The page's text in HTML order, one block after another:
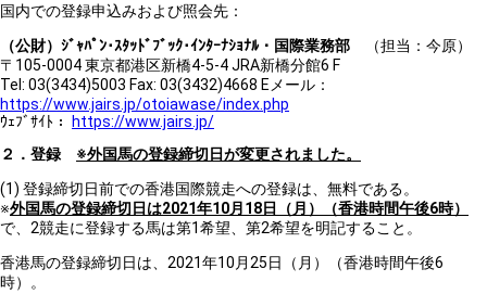
国内での登録申込みおよび照会先：
（公財）ｼﾞｬﾊﾟﾝ･ｽﾀｯﾄﾞﾌﾞｯｸ･ｲﾝﾀｰﾅｼｮﾅﾙ・国際業務部 （担当：今原）
〒105-0004 東京都港区新橋4-5-4 JRA新橋分館6 F
Tel: 03(3434)5003 Fax: 03(3432)4668 Eメール：
https://www.jairs.jp/otoiawase/index.php
ｳｪﾌﾞｻｲﾄ：
https://www.jairs.jp/
２．登録 ※外国馬の登録締切日が変更されました。
(1) 登録締切日前での香港国際競走への登録は、無料である。
※外国馬の登録締切日は2021年10月18日（月）（香港時間午後6時）
で、2競走に登録する馬は第1希望、第2希望を明記すること。
香港馬の登録締切日は、2021年10月25日（月）（香港時間午後6
時）。